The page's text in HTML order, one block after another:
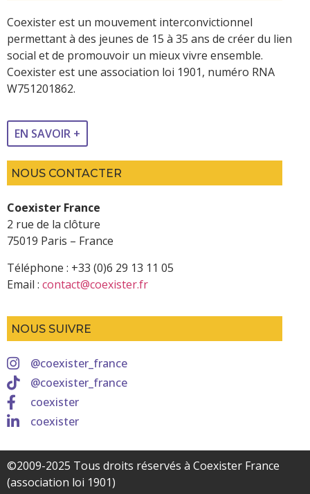
Coexister est un mouvement interconvictionnel
permettant à des jeunes de 15 à 35 ans de créer du lien
social et de promouvoir un mieux vivre ensemble.
Coexister est une association loi 1901, numéro RNA
W751201862.
EN SAVOIR +
NOUS CONTACTER
Coexister France
2 rue de la clôture
75019 Paris – France
Téléphone : +33 (0)6 29 13 11 05
Email : contact@coexister.fr
NOUS SUIVRE
@coexister_france
@coexister_france
coexister
coexister
©2009-2025 Tous droits réservés à Coexister France
(association loi 1901)